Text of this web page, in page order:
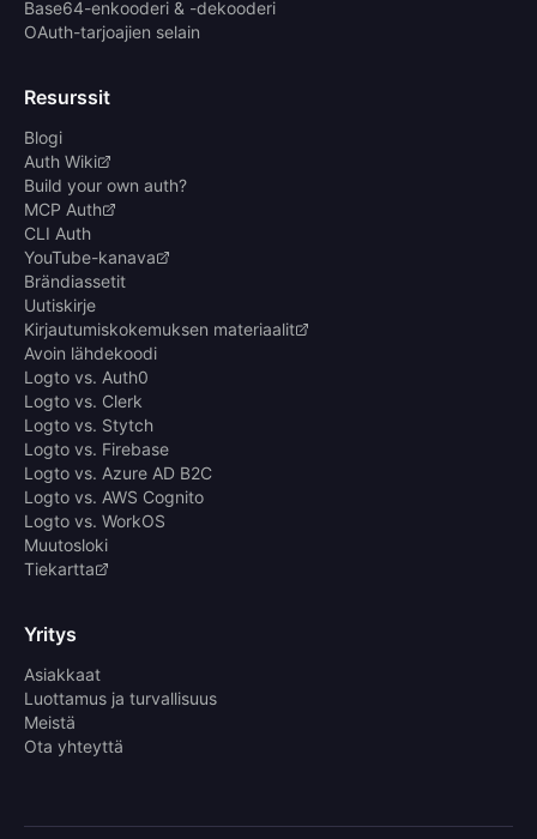
Base64-enkooderi & -dekooderi
OAuth-tarjoajien selain
Resurssit
Blogi
Auth Wiki
Build your own auth?
MCP Auth
CLI Auth
YouTube-kanava
Brändiassetit
Uutiskirje
Kirjautumiskokemuksen materiaalit
Avoin lähdekoodi
Logto vs. Auth0
Logto vs. Clerk
Logto vs. Stytch
Logto vs. Firebase
Logto vs. Azure AD B2C
Logto vs. AWS Cognito
Logto vs. WorkOS
Muutosloki
Tiekartta
Yritys
Asiakkaat
Luottamus ja turvallisuus
Meistä
Ota yhteyttä